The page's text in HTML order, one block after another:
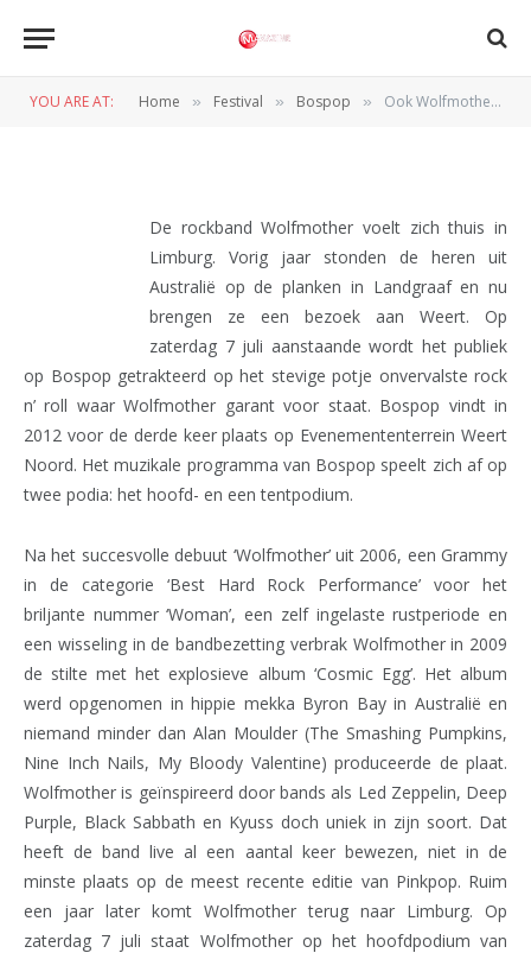
YOU ARE AT: Home » Festival » Bospop » Ook Wolfmother op Bospop
De rockband Wolfmother voelt zich thuis in
Limburg. Vorig jaar stonden de heren uit
Australië op de planken in Landgraaf en nu
brengen ze een bezoek aan Weert. Op
zaterdag 7 juli aanstaande wordt het publiek
op Bospop getrakteerd op het stevige potje onvervalste rock
n’ roll waar Wolfmother garant voor staat. Bospop vindt in
2012 voor de derde keer plaats op Evenemententerrein Weert
Noord. Het muzikale programma van Bospop speelt zich af op
twee podia: het hoofd- en een tentpodium.
Na het succesvolle debuut ‘Wolfmother’ uit 2006, een Grammy
in de categorie ‘Best Hard Rock Performance’ voor het
briljante nummer ‘Woman’, een zelf ingelaste rustperiode en
een wisseling in de bandbezetting verbrak Wolfmother in 2009
de stilte met het explosieve album ‘Cosmic Egg’. Het album
werd opgenomen in hippie mekka Byron Bay in Australië en
niemand minder dan Alan Moulder (The Smashing Pumpkins,
Nine Inch Nails, My Bloody Valentine) produceerde de plaat.
Wolfmother is geïnspireerd door bands als Led Zeppelin, Deep
Purple, Black Sabbath en Kyuss doch uniek in zijn soort. Dat
heeft de band live al een aantal keer bewezen, niet in de
minste plaats op de meest recente editie van Pinkpop. Ruim
een jaar later komt Wolfmother terug naar Limburg. Op
zaterdag 7 juli staat Wolfmother op het hoofdpodium van